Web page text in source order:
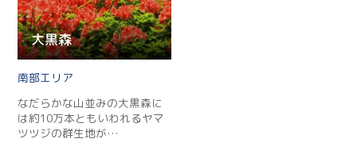
大黒森
南部
なだらかな山並みの大黒森に
は約10万本ともいわれるヤマ
ツツジの群生地が…